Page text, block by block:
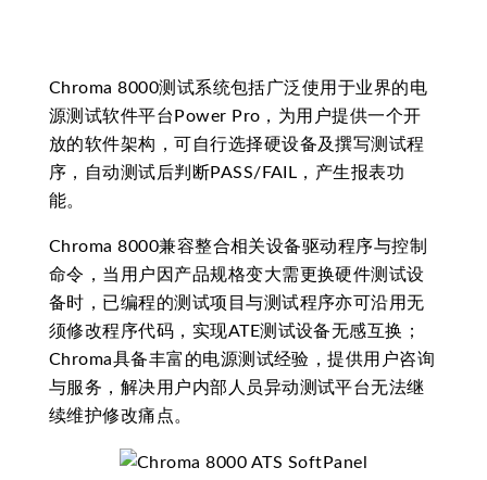
Chroma 8000测试系统包括广泛使用于业界的电
源测试软件平台Power Pro，为用户提供一个开
放的软件架构，可自行选择硬设备及撰写测试程
序，自动测试后判断PASS/FAIL，产生报表功
能。
Chroma 8000兼容整合相关设备驱动程序与控制
命令，当用户因产品规格变大需更换硬件测试设
备时，已编程的测试项目与测试程序亦可沿用无
须修改程序代码，实现ATE测试设备无感互换；
Chroma具备丰富的电源测试经验，提供用户咨询
与服务，解决用户内部人员异动测试平台无法继
续维护修改痛点。